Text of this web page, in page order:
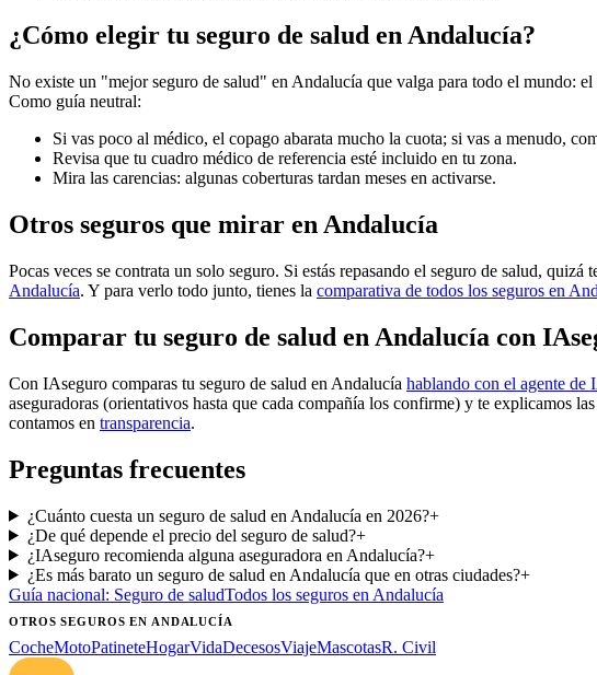
¿Cómo elegir tu seguro de salud en Andalucía?
No existe un "mejor seguro de salud" en Andalucía que valga para todo el mundo:
Como guía neutral:
Si vas poco al médico, el copago abarata mucho la cuota; si vas a menudo,
Revisa que tu cuadro médico de referencia esté incluido en tu zona.
Mira las carencias: algunas coberturas tardan meses en activarse.
Otros seguros que mirar en Andalucía
Pocas veces se contrata un solo seguro. Si estás repasando el seguro de salud, quizá
Andalucía. Y para verlo todo junto, tienes la comparativa de todos los seguros en
Comparar tu seguro de salud en Andalucía con
Con IAseguro comparas tu seguro de salud en Andalucía hablando con el agente de
aseguradoras (orientativos hasta que cada compañía los confirme) y te explicamos
contamos en transparencia.
Preguntas frecuentes
¿Cuánto cuesta un seguro de salud en Andalucía en 2026?+
¿De qué depende el precio del seguro de salud?+
¿IAseguro recomienda alguna aseguradora en Andalucía?+
¿Es más barato un seguro de salud en Andalucía que en otras ciudades?+
Guía nacional: Seguro de saludTodos los seguros en Andalucía
OTROS SEGUROSEN ANDALUCÍA
CocheMotoPatineteHogarVidaDecesosViajeMascotasR. Civil